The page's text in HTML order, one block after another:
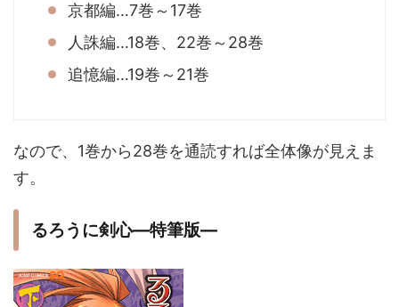
京都編…7巻～17巻
人誅編…18巻、22巻～28巻
追憶編…19巻～21巻
なので、1巻から28巻を通読すれば全体像が見えま
す。
るろうに剣心―特筆版―